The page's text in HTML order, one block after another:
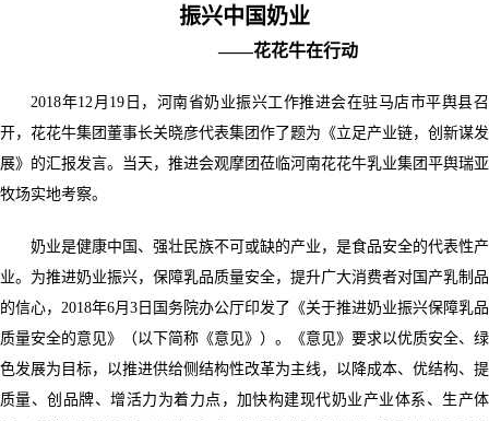
振兴中国奶业
——花花牛在行动
2018年12月19日，河南省奶业振兴工作推进会在驻马店市平舆县召
开，花花牛集团董事长关晓彦代表集团作了题为《立足产业链，创新谋发
展》的汇报发言。当天，推进会观摩团莅临河南花花牛乳业集团平舆瑞亚
牧场实地考察。
奶业是健康中国、强壮民族不可或缺的产业，是食品安全的代表性产
业。为推进奶业振兴，保障乳品质量安全，提升广大消费者对国产乳制品
的信心，2018年6月3日国务院办公厅印发了《关于推进奶业振兴保障乳品
质量安全的意见》（以下简称《意见》）。《意见》要求以优质安全、绿
色发展为目标，以推进供给侧结构性改革为主线，以降成本、优结构、提
质量、创品牌、增活力为着力点，加快构建现代奶业产业体系、生产体